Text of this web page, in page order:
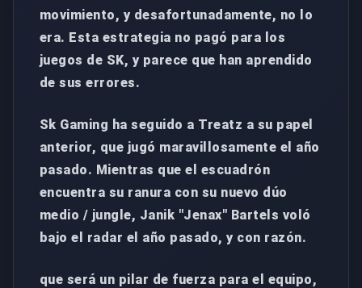
movimiento, y desafortunadamente, no lo
era. Esta estrategia no pagó para los
juegos de SK, y parece que han aprendido
de sus errores.
Sk ​​Gaming ha seguido a Treatz a su papel
anterior, que jugó maravillosamente el año
pasado. Mientras que el escuadrón
encuentra su ranura con su nuevo dúo
medio / jungle, Janik "Jenax" Bartels voló
bajo el radar el año pasado, y con razón.
que será un pilar de fuerza para el equipo,